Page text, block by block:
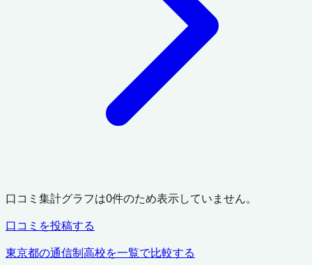
口コミ集計グラフは0件のため表示していません。
口コミを投稿する
東京都の通信制高校を一覧で比較する